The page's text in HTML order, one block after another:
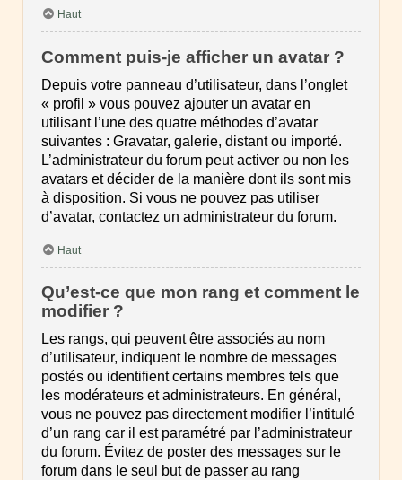
Haut
Comment puis-je afficher un avatar ?
Depuis votre panneau d’utilisateur, dans l’onglet
« profil » vous pouvez ajouter un avatar en
utilisant l’une des quatre méthodes d’avatar
suivantes : Gravatar, galerie, distant ou importé.
L’administrateur du forum peut activer ou non les
avatars et décider de la manière dont ils sont mis
à disposition. Si vous ne pouvez pas utiliser
d’avatar, contactez un administrateur du forum.
Haut
Qu’est-ce que mon rang et comment le
modifier ?
Les rangs, qui peuvent être associés au nom
d’utilisateur, indiquent le nombre de messages
postés ou identifient certains membres tels que
les modérateurs et administrateurs. En général,
vous ne pouvez pas directement modifier l’intitulé
d’un rang car il est paramétré par l’administrateur
du forum. Évitez de poster des messages sur le
forum dans le seul but de passer au rang